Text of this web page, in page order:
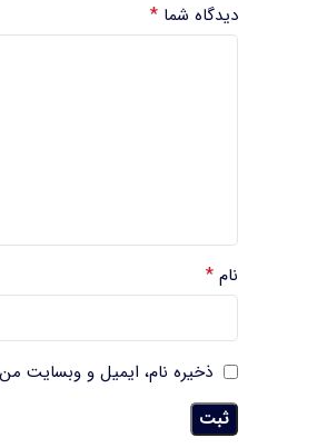
دیدگاه شما *
نام *
ذخیره نام، ایمیل و وبسایت